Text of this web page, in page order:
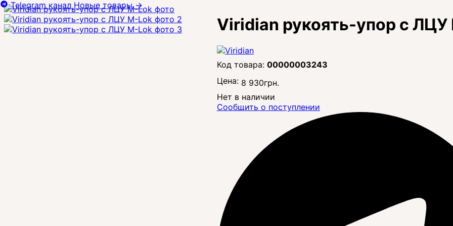
Viridian рукоять-упор с ЛЦУ
00000003243
Цена: 8 930грн.
Нет в наличии
Сообщить о поступлении
Telegram канал Новые товары →